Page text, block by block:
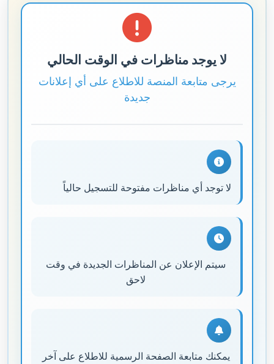
لا يوجد مناظرات في الوقت الحالي
يرجى متابعة المنصة للاطلاع على أي إعلانات
جديدة
لا توجد أي مناظرات مفتوحة للتسجيل حالياً
سيتم الإعلان عن المناظرات الجديدة في وقت
لاحق
يمكنك متابعة الصفحة الرسمية للاطلاع على آخر